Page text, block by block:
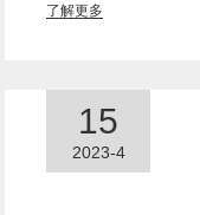
了解更多
15
2023-4